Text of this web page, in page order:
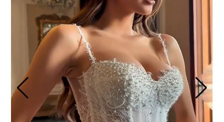
MARCAS
FORMULARIO DE CONTACTO
TIENDA INSIGNIA DUISBURG
TIENDA PARIS
TIENDA MUNICH
TIENDA ISTANBUL